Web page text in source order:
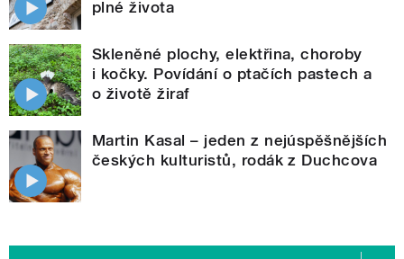
plné života
Skleněné plochy, elektřina, choroby
i kočky. Povídání o ptačích pastech a
o životě žiraf
Martin Kasal – jeden z nejúspěšnějších
českých kulturistů, rodák z Duchcova